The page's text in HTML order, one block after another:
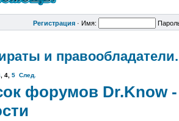
Регистрация · Имя:
и правообладат
, 4, 5 След.
форумов Dr.Know